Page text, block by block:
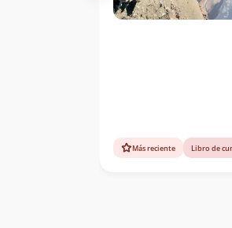
Más reciente Libro de